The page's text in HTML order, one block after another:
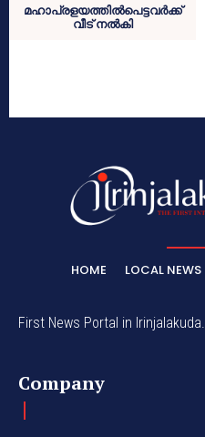
മഹാപ്രളയത്തില്‍പെട്ടവര്‍ക്ക്
വീട് നല്‍കി
HOME LOCAL NEWS
First News Portal in Irinjalakuda.
Company